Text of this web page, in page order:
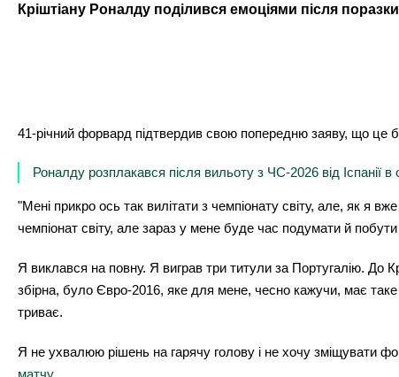
Кріштіану Роналду поділився емоціями після поразки
41-річний форвард підтвердив свою попередню заяву, що це
Роналду розплакався після вильоту з ЧС-2026 від Іспанії
"Мені прикро ось так вилітати з чемпіонату світу, але, як я
чемпіонат світу, але зараз у мене буде час подумати й
Я виклався на повну. Я виграв три титули за Португалію. До
збірна, було Євро-2016, яке для мене, чесно кажучи, має таке
триває.
Я не ухвалюю рішень на гарячу голову і не хочу зміщувати
матчу.